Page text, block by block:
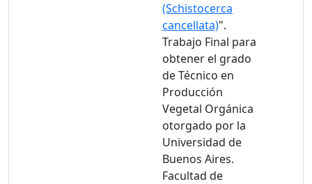
(Schistocerca
cancellata)".
Trabajo Final para
obtener el grado
de Técnico en
Producción
Vegetal Orgánica
otorgado por la
Universidad de
Buenos Aires.
Facultad de